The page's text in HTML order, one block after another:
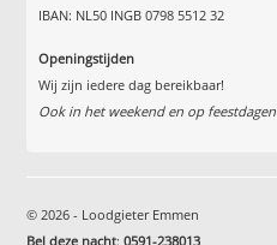
IBAN: NL50 INGB 0798 5512 32
Openingstijden
Wij zijn iedere dag bereikbaar!
Ook in het weekend en op feestdagen
© 2026 - Loodgieter Emmen
Bel deze nacht:0591-238013